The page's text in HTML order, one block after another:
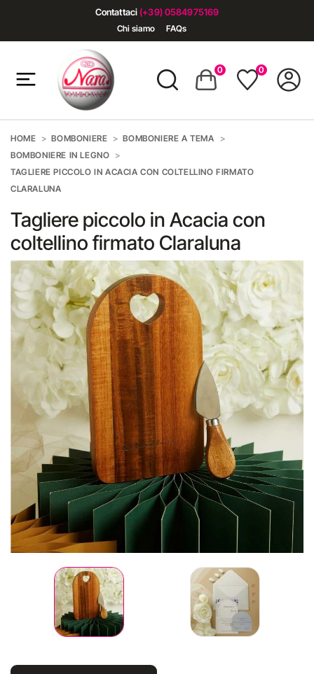
Contattaci (+39) 0584975169
Chi siamo FAQs
0 0
HOME BOMBONIERE
BOMBONIERE A TEMA
BOMBONIERE IN LEGNO
TAGLIERE PICCOLO IN ACACIA CON COLTELLINO FIRMATO
CLARALUNA
Tagliere piccolo in Acacia con
coltellino firmato Claraluna